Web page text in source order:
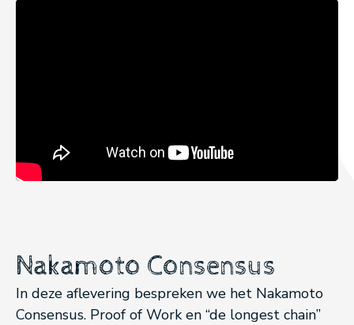
Nakamoto Consensus
In deze aflevering bespreken we het Nakamoto
Consensus. Proof of Work en “de longest chain”